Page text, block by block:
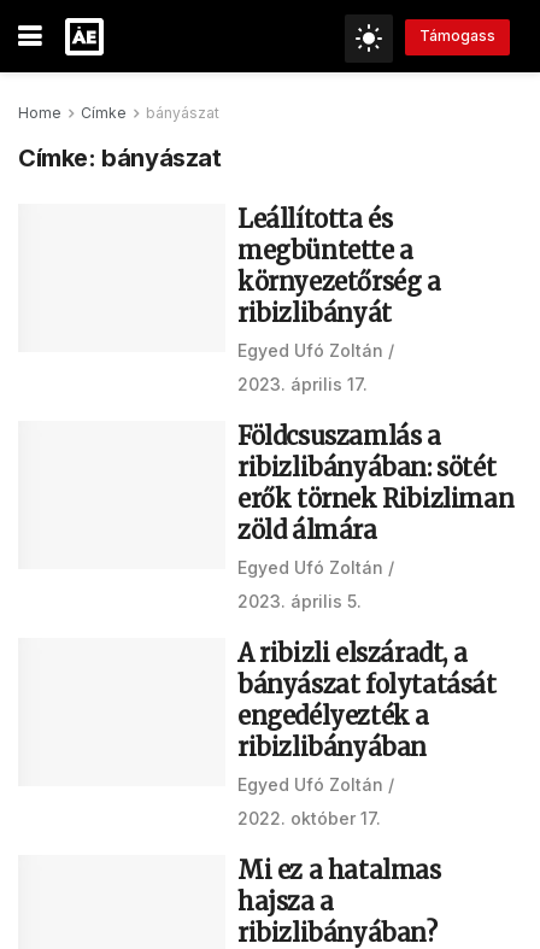
Támogass
Home Címke bányászat
Címke: bányászat
Leállította és
megbüntette a
környezetőrség a
ribizlibányát
Egyed Ufó Zoltán
2023. április 17.
Földcsuszamlás a
ribizlibányában: sötét
erők törnek Ribizliman
zöld álmára
Egyed Ufó Zoltán
2023. április 5.
A ribizli elszáradt, a
bányászat folytatását
engedélyezték a
ribizlibányában
Egyed Ufó Zoltán
2022. október 17.
Mi ez a hatalmas
hajsza a
ribizlibányában?